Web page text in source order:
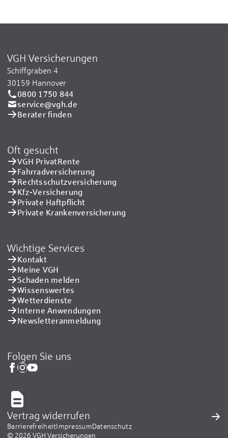
VGH Versicherungen
Schiffgraben 4
30159 Hannover
0800 1750 844
service@vgh.de
Berater finden
Oft gesucht
VGH PrivatRente
Fahrradversicherung
Rechtsschutzversicherung
Kfz-Versicherung
Private Haftpflicht
Private Kranken­versicherung
Wichtige Services
Kontakt
Meine VGH
Schaden melden
Wissenswertes
Wetterdienste
Interne Anwendungen
Newsletteranmeldung
Folgen Sie uns
Vertrag widerrufen
BarrierefreiheitImpressumDatenschutz
© 2026 VGH Versicherungen